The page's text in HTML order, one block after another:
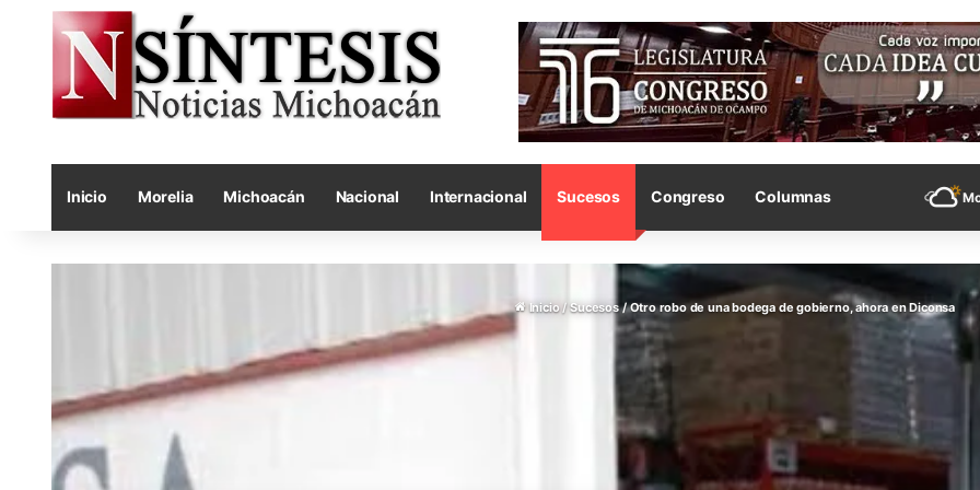
Inicio Morelia Michoacán Nacional Internacional Sucesos Congreso Columnas
Inicio / Sucesos / Otro robo de una bodega de gobierno, ahora en Diconsa